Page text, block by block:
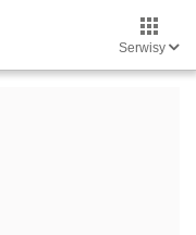
Serwisy